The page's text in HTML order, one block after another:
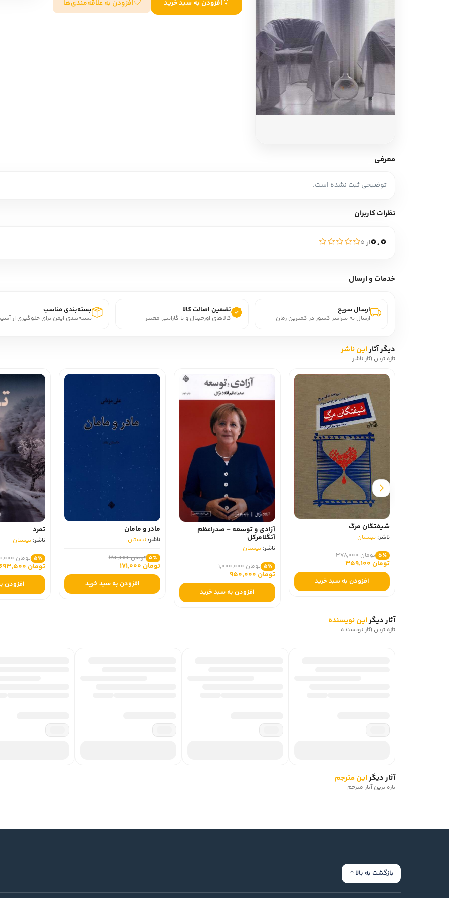
ادبیات ترکیه
ادبیات آسیا
سایر کشورهای اروپا
ادبیات
جستار و مقاله
زبان شناسی
سایر کشورهای اروپا
افزودن به سبد خرید افزودن به علاقه‌مندی‌ها
معرفی
توضیحی ثبت نشده است.
نظرات کاربران
0.0از ۵
خدمات و ارسال
ارسال سریع
ارسال به سراسر کشور در کمترین زمان
تضمین اصالت کالا
کالاهای اورجینال و با گارانتی معتبر
بسته‌بندی مناسب
بسته‌بندی ایمن برای جلوگیری از
دیگر آثاراین ناشر
تازه ترین آثار ناشر
شیفتگان مرگ
ناشر: نیستان
5٪ تومان 378,000
تومان 359,100
افزودن به سبد خرید
آزادی و توسعه - صدراعظم
آنگلا‌مرکل
ناشر: نیستان
5٪ تومان 1,000,000
تومان 950,000
افزودن به سبد خرید
مادر و مامان
ناشر: نیستان
5٪ تومان 180,000
تومان 171,000
افزودن به سبد خرید
تمرد
ناشر: نیستان
5٪ تومان 730,000
تومان 693,500
افزودن
آثار دیگراین نویسنده
تازه ترین آثار نویسنده
آثار دیگراین مترجم
تازه ترین آثار مترجم
بازگشت به بالا